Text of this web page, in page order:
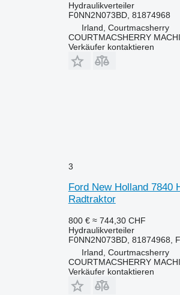
Hydraulikverteiler
F0NN2N073BD, 81874968
Irland, Courtmacsherry
COURTMACSHERRY
Verkäufer kontaktieren
3
Ford New Holland 7840
Radtraktor
800 € ≈ 744,30 CHF
Hydraulikverteiler
F0NN2N073BD, 81874968,
Irland, Courtmacsherry
COURTMACSHERRY
Verkäufer kontaktieren